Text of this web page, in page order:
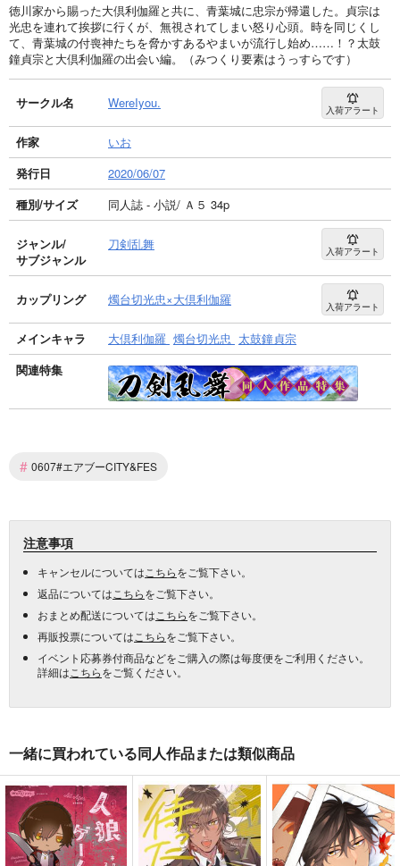
徳川家から賜った大倶利伽羅と共に、青葉城に忠宗が帰還した。貞宗は
光忠を連れて挨拶に行くが、無視されてしまい怒り心頭。時を同じくし
て、青葉城の付喪神たちを脅かすあるやまいが流行し始め……！？太鼓
鐘貞宗と大倶利伽羅の出会い編。（みつくり要素はうっすらです）
サークル名 WereIyou. 入荷アラート
作家
いお
発行日
2020/06/07
種別/サイズ
同人誌 - 小説/ Ａ５ 34p
ジャンル/
サブジャンル
刀剣乱舞 入荷アラート
カップリング 燭台切光忠×大倶利伽羅 入荷アラート
メインキャラ 大倶利伽羅 燭台切光忠 太鼓鐘貞宗
関連特集
# 0607#エアブーCITY&FES
注意事項
キャンセルについては こちらをご覧下さい。
返品については こちらをご覧下さい。
おまとめ配送については こちらをご覧下さい。
再販投票については こちらをご覧下さい。
イベント応募券付商品などをご購入の際は毎度便をご利用ください。
詳細は こちらをご覧ください。
一緒に買われている同人作品または類似商品